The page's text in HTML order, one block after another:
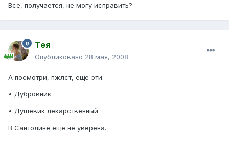
Все, получается, не могу исправить?
Тея
Опубликовано 28 мая, 2008
А посмотри, пжлст, еще эти:
• Дубровник
• Душевик лекарственный
В Сантолине еще не уверена.